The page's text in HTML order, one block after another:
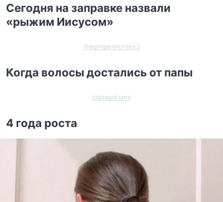
Сегодня на заправке назвали
«рыжим Иисусом»
thegingerexpress3
Когда волосы достались от папы
zigzagdrums
4 года роста